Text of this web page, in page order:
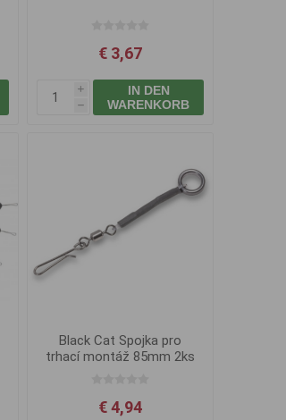
€ 3,67
i
h
IN DEN
WARENKORB
Black Cat Spojka pro
trhací montáž 85mm 2ks
€ 4,94